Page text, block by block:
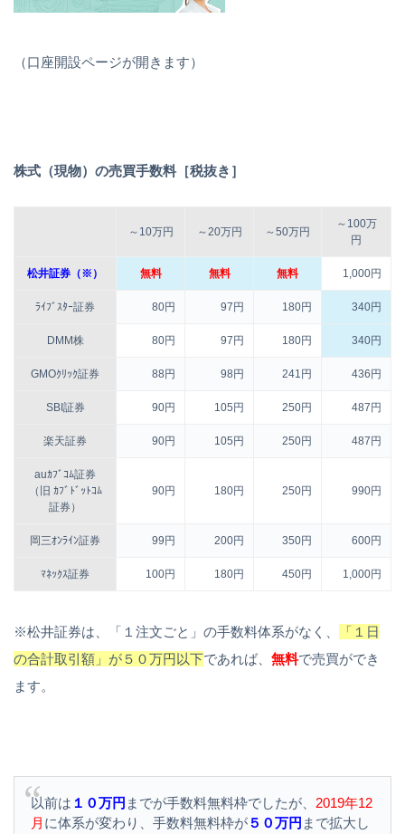
（口座開設ページが開きます）
株式（現物）の売買手数料［税抜き］
～10万円 ～20万円 ～50万円
～100万
円
松井証券（※） 無料 無料 無料 1,000円
ﾗｲﾌﾞｽﾀｰ証券 80円 97円 180円 340円
DMM株 80円 97円 180円 340円
GMOｸﾘｯｸ証券 88円 98円 241円 436円
SBI証券 90円 105円 250円 487円
楽天証券 90円 105円 250円 487円
auｶﾌﾞｺﾑ証券
（旧 ｶﾌﾞﾄﾞｯﾄｺﾑ
証券）
90円 180円 250円 990円
岡三ｵﾝﾗｲﾝ証券 99円 200円 350円 600円
ﾏﾈｯｸｽ証券 100円 180円 450円 1,000円
※松井証券は、「１注文ごと」の手数料体系がなく、
「１日
の合計取引額」が５０万円以下であれば、 無料で売買ができ
ます。
以前は １０万円 までが手数料無料枠でしたが、 2019年12
月 に体系が変わり、手数料無料枠が５０万円 まで拡大し